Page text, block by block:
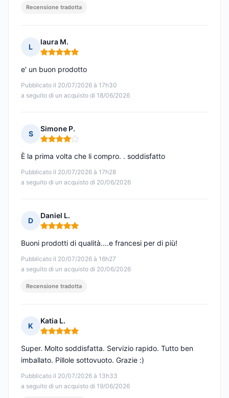
Recensione tradotta
L
laura M.
Nota: 5 su 5
Pubblicato il 20/07/2026 à 17h30
a seguito di un acquisto di 18/06/2026
e' un buon prodotto
S
Simone P.
Nota: 4 su 5
Pubblicato il 20/07/2026 à 17h28
a seguito di un acquisto di 20/06/2026
È la prima volta che li compro. . soddisfatto
D
Daniel L.
Nota: 5 su 5
Pubblicato il 20/07/2026 à 16h27
a seguito di un acquisto di 20/06/2026
Buoni prodotti di qualità....e francesi per di più!
Recensione tradotta
K
Katia L.
Nota: 5 su 5
Pubblicato il 20/07/2026 à 13h33
a seguito di un acquisto di 19/06/2026
Super. Molto soddisfatta. Servizio rapido. Tutto ben
imballato. Pillole sottovuoto. Grazie :)